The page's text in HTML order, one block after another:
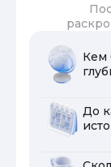
Кем
До